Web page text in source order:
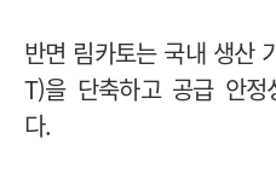
반면 림카토는 국내 생산
T)을 단축하고 공급 안정
다.